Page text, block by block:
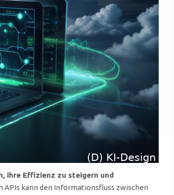
ihre Effizienz zu steigern und
kann den Informationsfluss zwischen